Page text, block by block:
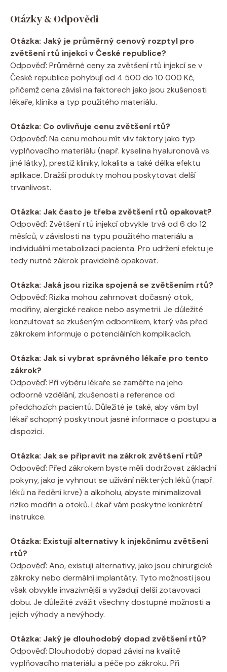
Otázky & Odpovědi
Otázka: Jaký je průměrný cenový rozptyl pro
zvětšení rtů injekcí v České republice?
Odpověď: Průměrné ceny za zvětšení rtů injekcí se v
České republice pohybují od 4 500 do 10 000 Kč,
přičemž cena závisí na faktorech jako jsou zkušenosti
lékaře, klinika a typ použitého materiálu.
Otázka: Co ovlivňuje cenu zvětšení rtů?
Odpověď: Na cenu mohou mít vliv faktory jako typ
vyplňovacího materiálu (např. kyselina hyaluronová vs.
jiné látky), prestiž kliniky, lokalita a také délka efektu
aplikace. Dražší produkty mohou poskytovat delší
trvanlivost.
Otázka: Jak často je třeba zvětšení rtů opakovat?
Odpověď: Zvětšení rtů injekcí obvykle trvá od 6 do 12
měsíců, v závislosti na typu použitého materiálu a
individuální metabolizaci pacienta. Pro udržení efektu je
tedy nutné zákrok pravidelně opakovat.
Otázka: Jaká jsou rizika spojená se zvětšením rtů?
Odpověď: Rizika mohou zahrnovat dočasný otok,
modřiny, alergické reakce nebo asymetrii. Je důležité
konzultovat se zkušeným odborníkem, který vás před
zákrokem informuje o potenciálních komplikacích.
Otázka: Jak si vybrat správného lékaře pro tento
zákrok?
Odpověď: Při výběru lékaře se zaměřte na jeho
odborné vzdělání, zkušenosti a reference od
předchozích pacientů. Důležité je také, aby vám byl
lékař schopný poskytnout jasné informace o postupu a
dispozici.
Otázka: Jak se připravit na zákrok zvětšení rtů?
Odpověď: Před zákrokem byste měli dodržovat základní
pokyny, jako je vyhnout se užívání některých léků (např.
léků na ředění krve) a alkoholu, abyste minimalizovali
riziko modřin a otoků. Lékař vám poskytne konkrétní
instrukce.
Otázka: Existují alternativy k injekčnímu zvětšení
rtů?
Odpověď: Ano, existují alternativy, jako jsou chirurgické
zákroky nebo dermální implantáty. Tyto možnosti jsou
však obvykle invazivnější a vyžadují delší zotavovací
dobu. Je důležité zvážit všechny dostupné možnosti a
jejich výhody a nevýhody.
Otázka: Jaký je dlouhodobý dopad zvětšení rtů?
Odpověď: Dlouhodobý dopad závisí na kvalitě
vyplňovacího materiálu a péče po zákroku. Při